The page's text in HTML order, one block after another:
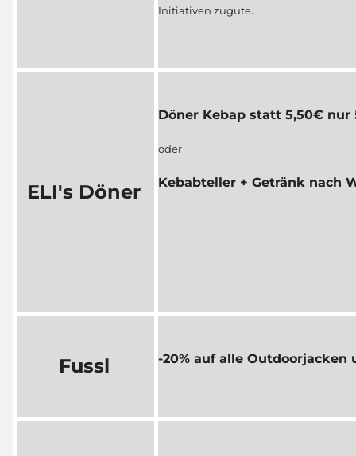
Initiativen zugute.
ELI's Döner
Döner Kebap statt 5,50€ nur
oder
Kebabteller + Getränk nach
Fussl -20% auf alle Outdoorjacken